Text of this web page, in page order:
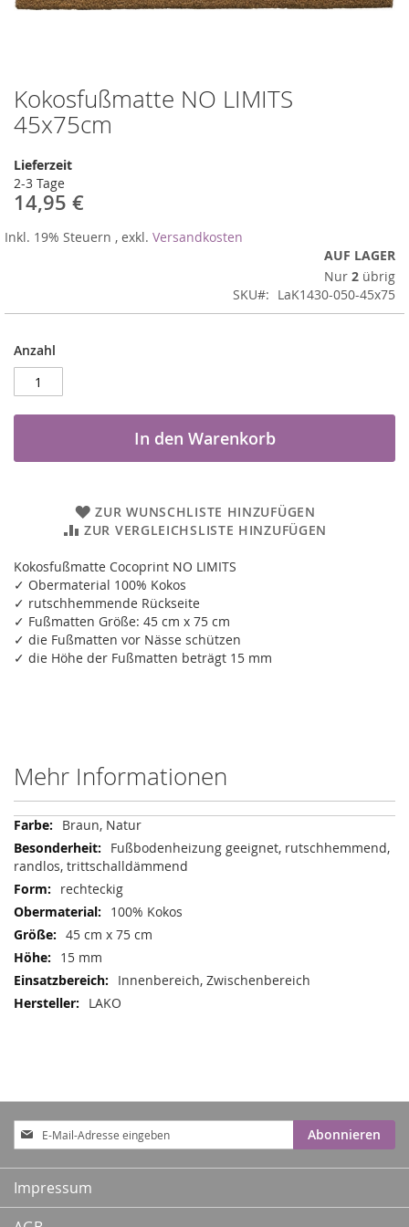
Kokosfußmatte NO LIMITS
45x75cm
Lieferzeit
2-3 Tage
14,95 €
Inkl. 19% Steuern , exkl. Versandkosten
AUF LAGER
Nur 2 übrig
SKU
LaK1430-050-45x75
Anzahl
In den Warenkorb
ZUR WUNSCHLISTE HINZUFÜGEN
ZUR VERGLEICHSLISTE HINZUFÜGEN
Kokosfußmatte Cocoprint NO LIMITS
✓ Obermaterial 100% Kokos
✓ rutschhemmende Rückseite
✓ Fußmatten Größe: 45 cm x 75 cm
✓ die Fußmatten vor Nässe schützen
✓ die Höhe der Fußmatten beträgt 15 mm
Zum
Anfang
der
springen
Mehr Informationen
Mehr
Informationen
Braun, Natur
Fußbodenheizung geeignet, rutschhemmend,
randlos, trittschalldämmend
rechteckig
100% Kokos
45 cm x 75 cm
15 mm
Innenbereich, Zwischenbereich
LAKO
Anmeldung
zum
Newsletter:
Abonnieren
Impressum